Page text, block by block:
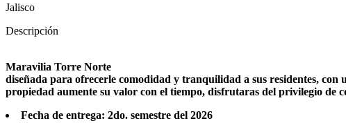
Jalisco
Descripción
Maravilia Torre Norte
diseñada para ofrecerle comodidad y tranquilidad a sus residentes,
propiedad aumente su valor con el tiempo, disfrutaras del privilegio de
Fecha de entrega: 2do. semestre del 2026